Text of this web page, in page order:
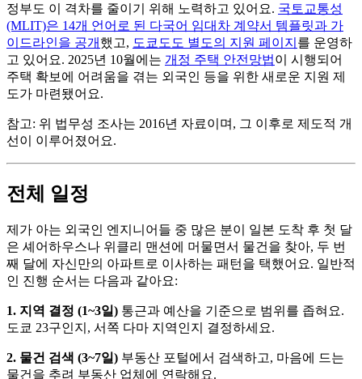
정부도 이 격차를 줄이기 위해 노력하고 있어요. 국토교통성
(MLIT)은 14개 언어로 된 다국어 임대차 계약서 템플릿과 가
이드라인을 공개 했고, 도쿄도도 별도의 지원 페이지 를 운영하
고 있어요. 2025년 10월에는 개정 주택 안전망법이 시행되어
주택 확보에 어려움을 겪는 외국인 등을 위한 새로운 지원 제
도가 마련됐어요.
참고: 위 법무성 조사는 2016년 자료이며, 그 이후로 제도적 개
선이 이루어졌어요.
전체 일정
제가 아는 외국인 엔지니어들 중 많은 분이 일본 도착 후 첫 달
은 셰어하우스나 위클리 맨션에 머물면서 물건을 찾아, 두 번
째 달에 자신만의 아파트로 이사하는 패턴을 택했어요. 일반적
인 진행 순서는 다음과 같아요:
1. 지역 결정 (1~3일) 통근과 예산을 기준으로 범위를 좁혀요.
도쿄 23구인지, 서쪽 다마 지역인지 결정하세요.
2. 물건 검색 (3~7일) 부동산 포털에서 검색하고, 마음에 드는
물건을 추려 부동산 업체에 연락해요.